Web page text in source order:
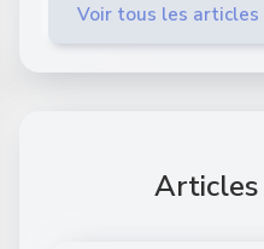
Voir tous les articles
Articles